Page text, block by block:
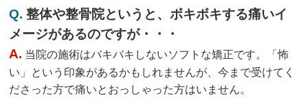
Q.整体や整骨院というと、ボキボキする痛いイ
メージがあるのですが・・・
A. 当院の施術はバキバキしないソフトな矯正です。「怖
い」という印象があるかもしれませんが、今まで受けてく
ださった方で痛いとおっしゃった方はいません。